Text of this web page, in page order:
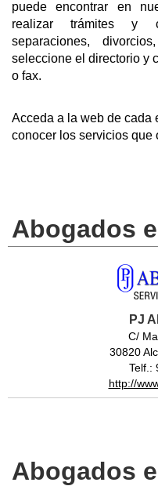
puede encontrar en
realizar trámites y
separaciones,
seleccione el directorio y
o fax.
Acceda a la web de cada
conocer los servicios que
Abogados
PJ
C/
30820
Telf.:
http://
Abogados